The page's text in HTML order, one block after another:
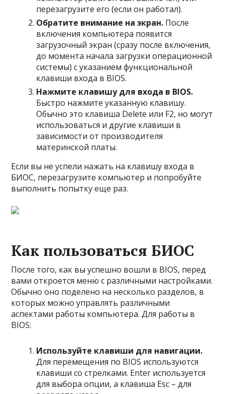
перезагрузите его (если он работал).
Обратите внимание на экран. После
включения компьютера появится
загрузочный экран (сразу после включения,
до момента начала загрузки операционной
системы) с указанием функциональной
клавиши входа в BIOS.
Нажмите клавишу для входа в BIOS.
Быстро нажмите указанную клавишу.
Обычно это клавиша Delete или F2, но могут
использоваться и другие клавиши в
зависимости от производителя
материнской платы.
Если вы не успели нажать на клавишу входа в
БИОС, перезагрузите компьютер и попробуйте
выполнить попытку еще раз.
Как пользоваться БИОС
После того, как вы успешно вошли в BIOS, перед
вами откроется меню с различными настройками.
Обычно оно поделено на несколько разделов, в
которых можно управлять различными
аспектами работы компьютера. Для работы в
BIOS:
Используйте клавиши для навигации.
Для перемещения по BIOS используются
клавиши со стрелками. Enter используется
для выбора опции, а клавиша Esc – для